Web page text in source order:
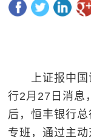
上证报中国
行2月27日消息
后，恒丰银行
专班，通过主